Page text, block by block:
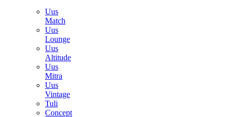
Uus
Match
Uus
Lounge
Uus
Altitude
Uus
Mitra
Uus
Vintage
Tuli
Concept